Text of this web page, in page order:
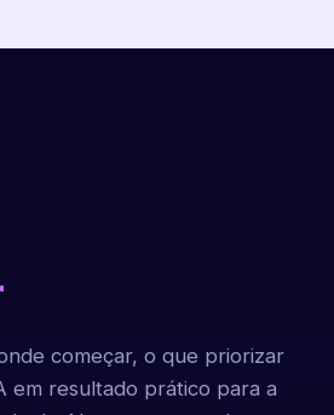
começar, o que priorizar
em resultado prático para a